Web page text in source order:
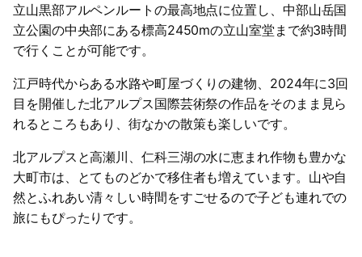
立山黒部アルペンルートの最高地点に位置し、中部山岳国
立公園の中央部にある標高2450mの立山室堂まで約3時間
で行くことが可能です。
江戸時代からある水路や町屋づくりの建物、2024年に3回
目を開催した北アルプス国際芸術祭の作品をそのまま見ら
れるところもあり、街なかの散策も楽しいです。
北アルプスと高瀬川、仁科三湖の水に恵まれ作物も豊かな
大町市は、とてものどかで移住者も増えています。山や自
然とふれあい清々しい時間をすごせるので子ども連れでの
旅にもぴったりです。